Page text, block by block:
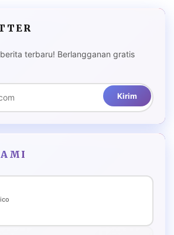
terbaru! Berlangganan gratis
Kirim